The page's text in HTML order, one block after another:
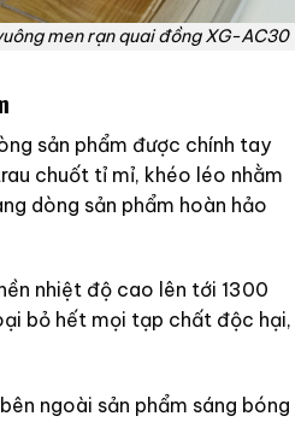
men rạn quai đồng XG-AC30
sản phẩm được chính tay
chuốt tỉ mỉ, khéo léo nhằm
dòng sản phẩm hoàn hảo
nhiệt độ cao lên tới 1300
bỏ hết mọi tạp chất độc hại,
ngoài sản phẩm sáng bóng